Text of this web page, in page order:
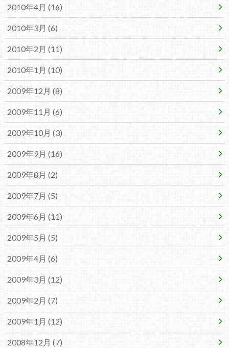
2010年4月 (16)
2010年3月 (6)
2010年2月 (11)
2010年1月 (10)
2009年12月 (8)
2009年11月 (6)
2009年10月 (3)
2009年9月 (16)
2009年8月 (2)
2009年7月 (5)
2009年6月 (11)
2009年5月 (5)
2009年4月 (6)
2009年3月 (12)
2009年2月 (7)
2009年1月 (12)
2008年12月 (7)